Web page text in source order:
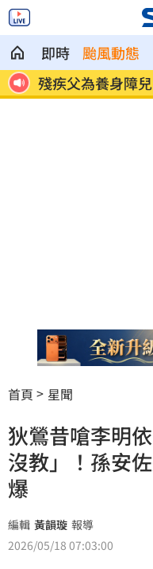
即時 颱風動態
概
殘疾父為養身障
句
首頁 星聞
狄鶯昔嗆李明
沒教」！孫安
爆
編輯 黃韻璇 報導
2026/05/18 07:03:00